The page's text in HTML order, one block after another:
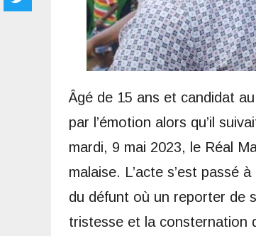
Âgé de 15 ans et candidat
par l’émotion alors qu’il
mardi, 9 mai 2023, le Réal
malaise. L’acte s’est passé
du défunt où un reporter de
tristesse et la consternation